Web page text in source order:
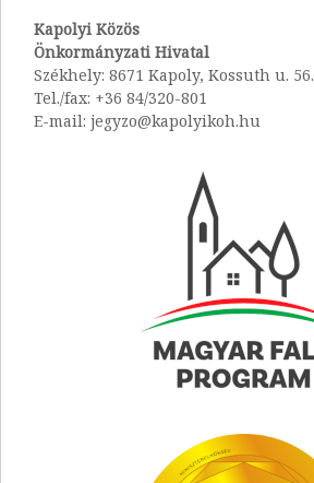
Kapolyi Közös
Önkormányzati Hivatal
Székhely: 8671 Kapoly, Kossuth u. 56.
Tel./fax: +36 84/320-801
E-mail: jegyzo@kapolyikoh.hu